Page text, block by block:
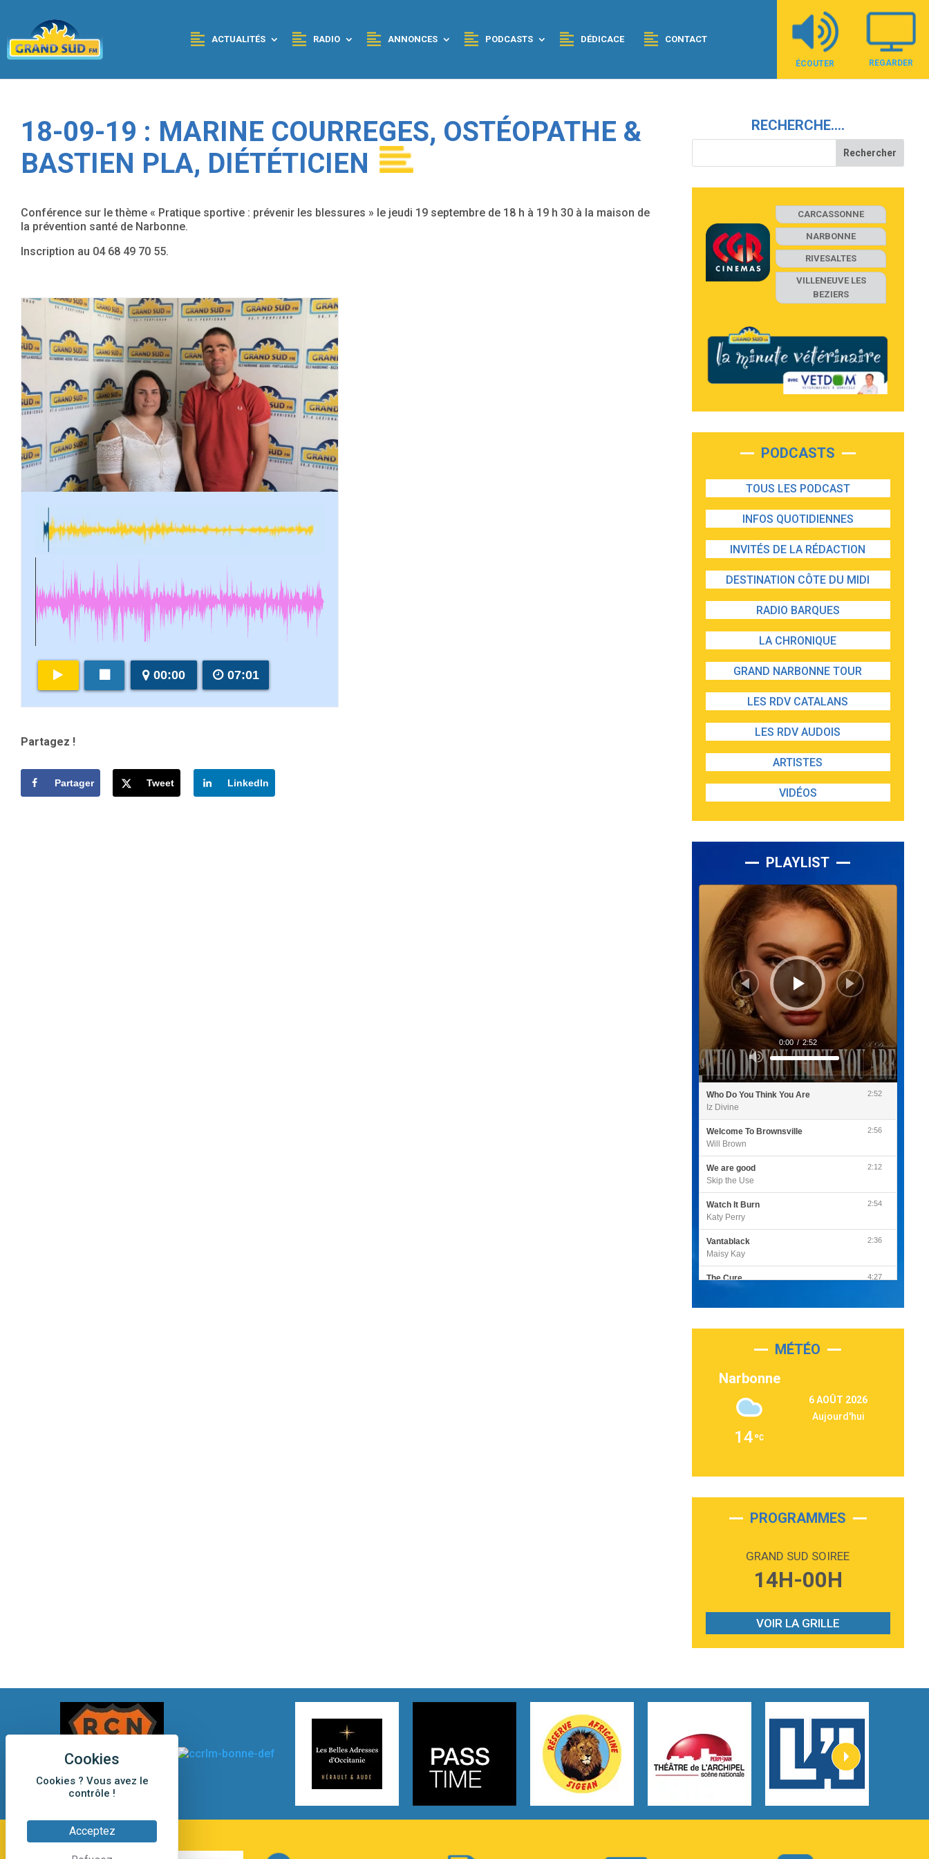
Cookies ? Vous avez le
contrôle !
Acceptez
ACTUALITÉS RADIO ANNONCES PODCASTS DÉDICACE CONTACT
ÉCOUTER REGARDER
18-09-19 : MARINE COURREGES, OSTÉOPATHE &
BASTIEN PLA, DIÉTÉTICIEN
Conférence sur le thème « Pratique sportive : prévenir les blessures » le jeudi 19 septembre de 18 h à 19 h 30 à la maison de
la prévention santé de Narbonne.
Inscription au 04 68 49 70 55.
00:00 07:01
Partagez !
Partager Tweet LinkedIn
RECHERCHE….
CARCASSONNE
NARBONNE
RIVESALTES
VILLENEUVE LES
BEZIERS
PODCASTS
TOUS LES PODCAST
INFOS QUOTIDIENNES
INVITÉS DE LA RÉDACTION
DESTINATION CÔTE DU MIDI
RADIO BARQUES
LA CHRONIQUE
GRAND NARBONNE TOUR
LES RDV CATALANS
LES RDV AUDOIS
ARTISTES
VIDÉOS
PLAYLIST
Lecteur
Utilisez
les
flèches
haut/bas
augmenter
le
volume.
0:00 / 2:52
Who Do You Think You Are
Iz Divine
2:52
Welcome To Brownsville
Will Brown
2:56
We are good
Skip the Use
2:12
Watch It Burn
Katy Perry
2:54
Vantablack
Maisy Kay
2:36
The Cure
4:27
Luke Combs
Second Chance
Martin Garrix & Ed Sheeran
Alex Warren
On My Soul
2:28
Phoebe Bridgers
Gracie Abrams
Heaven On Your Mind
Heart On Fire
Lovecats
Hate that i made you love me
Ariana Grande –
MÉTÉO
Narbonne
14
6 AOÛT 2026
Aujourd'hui
PROGRAMMES
GRAND SUD SOIREE
14H-00H
VOIR LA GRILLE